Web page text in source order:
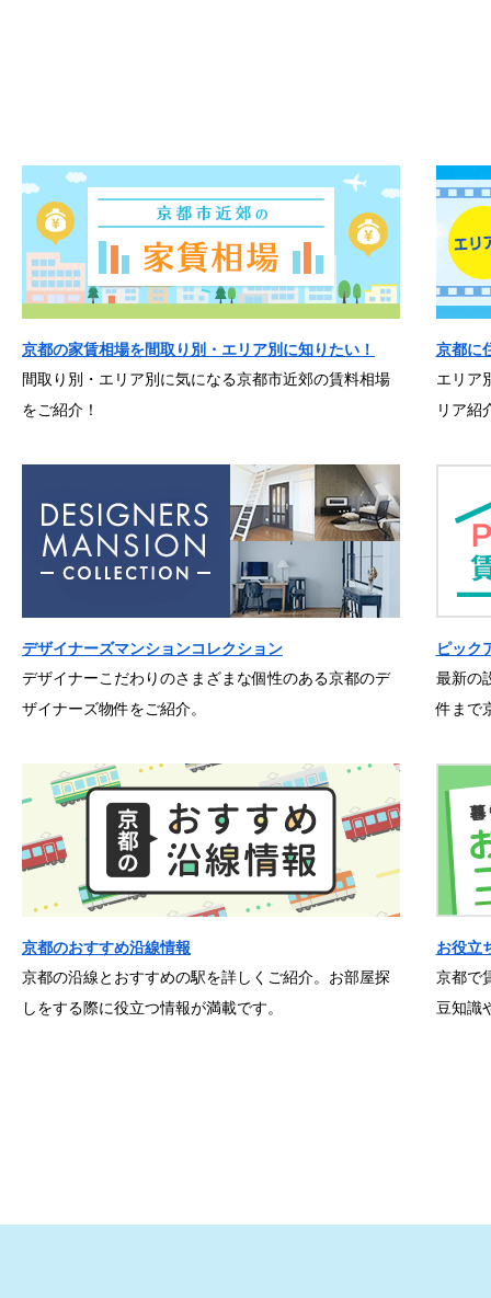
京都の家賃相場を間取り別・エリア別に知りたい！
間取り別・エリア別に気になる京都市近郊の賃料相場
をご紹介！
京都に
エリア
リア紹
デザイナーズマンションコレクション
デザイナーこだわりのさまざまな個性のある京都のデ
ザイナーズ物件をご紹介。
ピック
最新の
件まで
京都のおすすめ沿線情報
京都の沿線とおすすめの駅を詳しくご紹介。お部屋探
しをする際に役立つ情報が満載です。
お役立
京都で
豆知識